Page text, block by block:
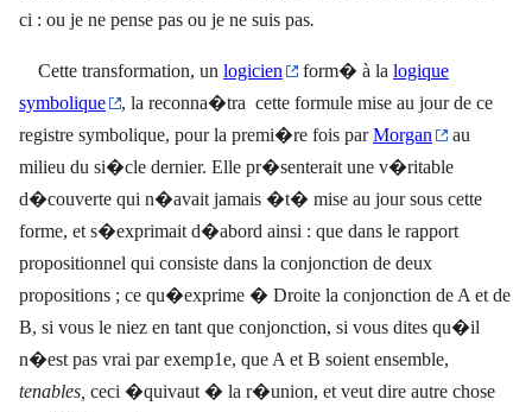
ci : ou je ne pense pas ou je ne suis pas.
Cette transformation, un logicien form� à la logique
symbolique
, la reconna�tra cette formule mise au jour de ce
registre symbolique, pour la premi�re fois parMorgan
au
milieu du si�cle dernier. Elle pr�senterait une v�ritable
d�couverte qui n�avait jamais �t� mise au jour sous cette
forme, et s�exprimait d�abord ainsi : que dans le rapport
propositionnel qui consiste dans la conjonction de deux
propositions ; ce qu�exprime � Droite la conjonction de A et de
B, si vous le niez en tant que conjonction, si vous dites qu�il
n�est pas vrai par exemp1e, que A et B soient ensemble,
tenables, ceci �quivaut � la r�union, et veut dire autre chose